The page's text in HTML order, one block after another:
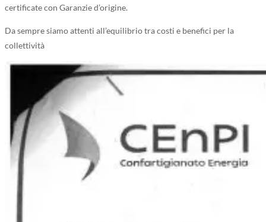
certificate con Garanzie d’origine.
Da sempre siamo attenti all’equilibrio tra costi e benefici per la
collettività